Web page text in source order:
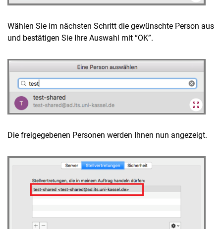
Wählen Sie im nächsten Schritt die gewünschte Person aus
und bestätigen Sie Ihre Auswahl mit “OK”.
Die freigegebenen Personen werden Ihnen nun angezeigt.